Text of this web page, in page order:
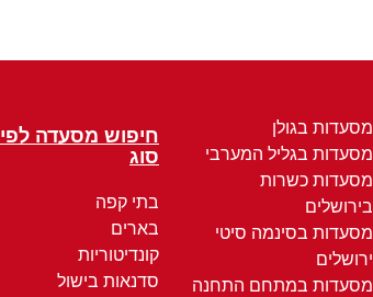
מסעדות בגולן
מסעדות בגליל המערבי
מסעדות כשרות
בירושלים
מסעדות בסינמה סיטי
ירושלים
מסעדות במתחם התחנה
חיפוש מסעדה לפי
סוג
בתי קפה
בארים
קונדיטוריות
סדנאות בישול